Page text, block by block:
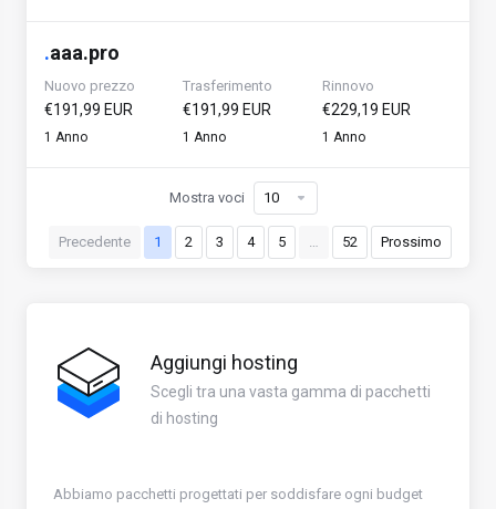
.aaa.pro
Nuovo prezzo
€191,99 EUR
1 Anno
Trasferimento
€191,99 EUR
1 Anno
Rinnovo
€229,19 EUR
1 Anno
Precedente 1 2 3 4 5 … 52 Prossimo
Mostra voci
Aggiungi hosting
Scegli tra una vasta gamma di pacchetti
di hosting
Abbiamo pacchetti progettati per soddisfare ogni budget